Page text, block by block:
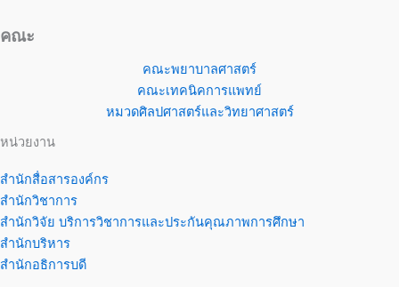
คณะ
คณะพยาบาลศาสตร์
คณะเทคนิคการแพทย์
หมวดศิลปศาสตร์และวิทยาศาสตร์
หน่วยงาน
สำนักสื่อสารองค์กร
สำนักวิชาการ
สำนักวิจัย บริการวิชาการและประกันคุณภาพการศึกษา
สำนักบริหาร
สำนักอธิการบดี